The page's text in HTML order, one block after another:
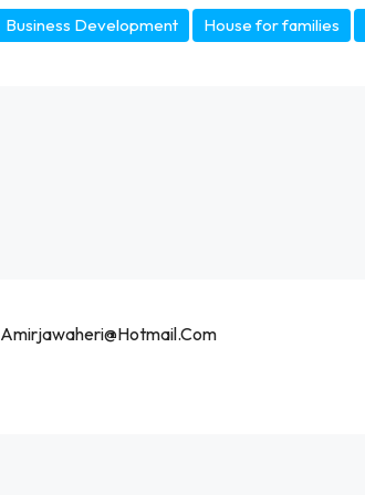
Business Development House for families
Amirjawaheri@hotmail.com